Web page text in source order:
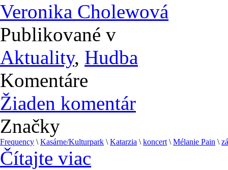
Veronika Cholewová
Publikované v
Aktuality, Hudba
Komentáre
Žiaden komentár
Značky
Frequency \ Kasárne/Kulturpark \ Katarzia \ koncert \ Mélanie Pain \
Čítajte viac